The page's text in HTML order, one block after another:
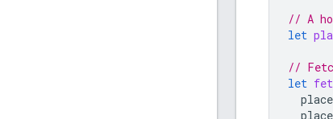
// A
let
//
let